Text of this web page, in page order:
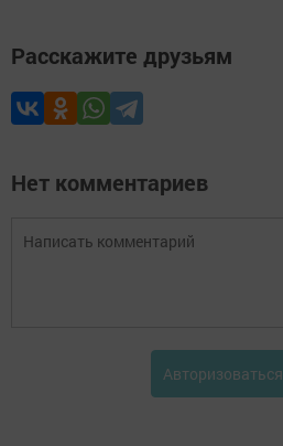
Расскажите друзьям
Нет комментариев
Авторизоваться